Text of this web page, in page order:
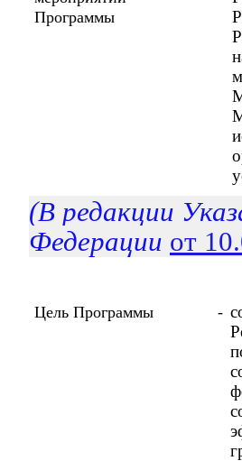
Программы
(В редакции
Федерации от
Цель Программы -